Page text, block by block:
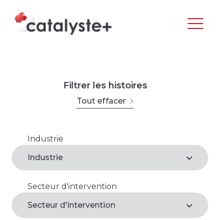
Filtrer les histoires
Tout effacer
Industrie
Industrie
Agroalimentaire
Arts, loisirs et culture
Secteur d'intervention
Secteur d'intervention
Agroalimentaire*